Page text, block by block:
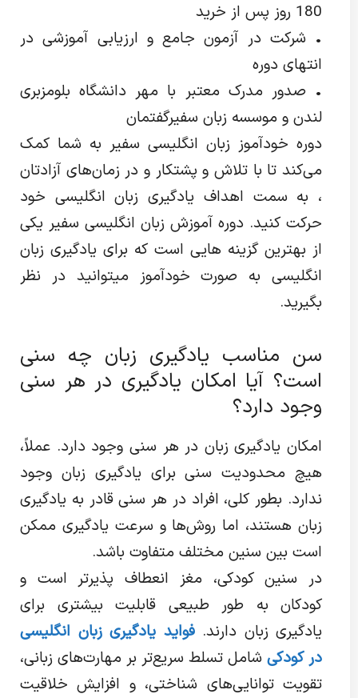
180 روز پس از خرید
• شرکت در آزمون جامع و ارزیابی آموزشی در
انتهای دوره
• صدور مدرک معتبر با مهر دانشگاه بلومزبری
لندن و موسسه زبان سفیرگفتمان
دوره خودآموز زبان انگلیسی سفیر به شما کمک
می‌کند تا با تلاش و پشتکار و در زمان‌های آزادتان
، به سمت اهداف یادگیری زبان انگلیسی خود
حرکت کنید. دوره آموزش زبان انگلیسی سفیر یکی
از بهترین گزینه هایی است که برای یادگیری زبان
انگلیسی به صورت خودآموز میتوانید در نظر
بگیرید.
سن مناسب یادگیری زبان چه سنی
است؟ آیا امکان یادگیری در هر سنی
وجود دارد؟
امکان یادگیری زبان در هر سنی وجود دارد. عملاً،
هیچ محدودیت سنی برای یادگیری زبان وجود
ندارد. بطور کلی، افراد در هر سنی قادر به یادگیری
زبان هستند، اما روش‌ها و سرعت یادگیری ممکن
است بین سنین مختلف متفاوت باشد.
در سنین کودکی، مغز انعطاف پذیرتر است و
کودکان به طور طبیعی قابلیت بیشتری برای
یادگیری زبان دارند. فواید یادگیری زبان انگلیسی
در کودکیشامل تسلط سریع‌تر بر مهارت‌های زبانی،
تقویت توانایی‌های شناختی، و افزایش خلاقیت